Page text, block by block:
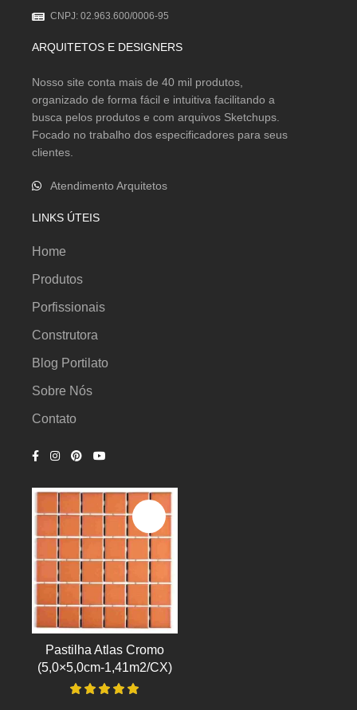
CNPJ: 02.963.600/0006-95
ARQUITETOS E DESIGNERS
Nosso site conta mais de 40 mil produtos,
organizado de forma fácil e intuitiva facilitando a
busca pelos produtos e com arquivos Sketchups.
Focado no trabalho dos especificadores para seus
clientes.
Atendimento Arquitetos
LINKS ÚTEIS
Home
Produtos
Porfissionais
Construtora
Blog Portilato
Sobre Nós
Contato
Pastilha Atlas Cromo
(5,0×5,0cm-1,41m2/CX)